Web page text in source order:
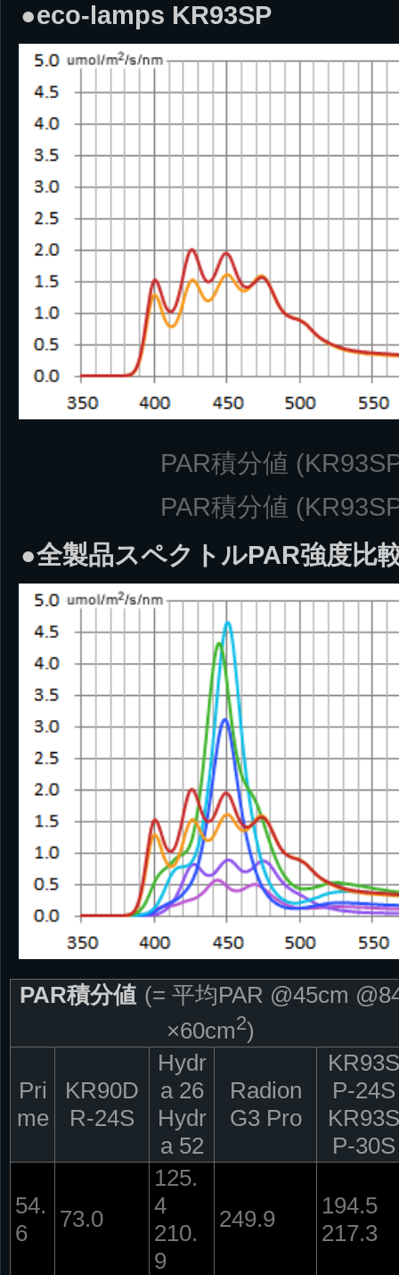
●eco-lamps KR93SP
PAR積分値
PAR積分値
●全製品スペクトルPAR強度比
PAR積分値 (= 平均PAR @45cm
×60cm2)
Pri
me
KR90D
R-24S
Hydr
a 26
Hydr
a 52
Radion
G3 Pro
KR93S
P-24S
KR93S
P-30S
54.
6
73.0
125.
4
210.
9
249.9
194.5
217.3